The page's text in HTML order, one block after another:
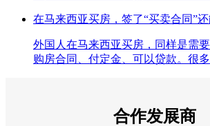
在马来西亚买房，签了“买卖合同”
外国人在马来西亚买房，同样是需
购房合同、付定金、可以贷款。很
合作发展商